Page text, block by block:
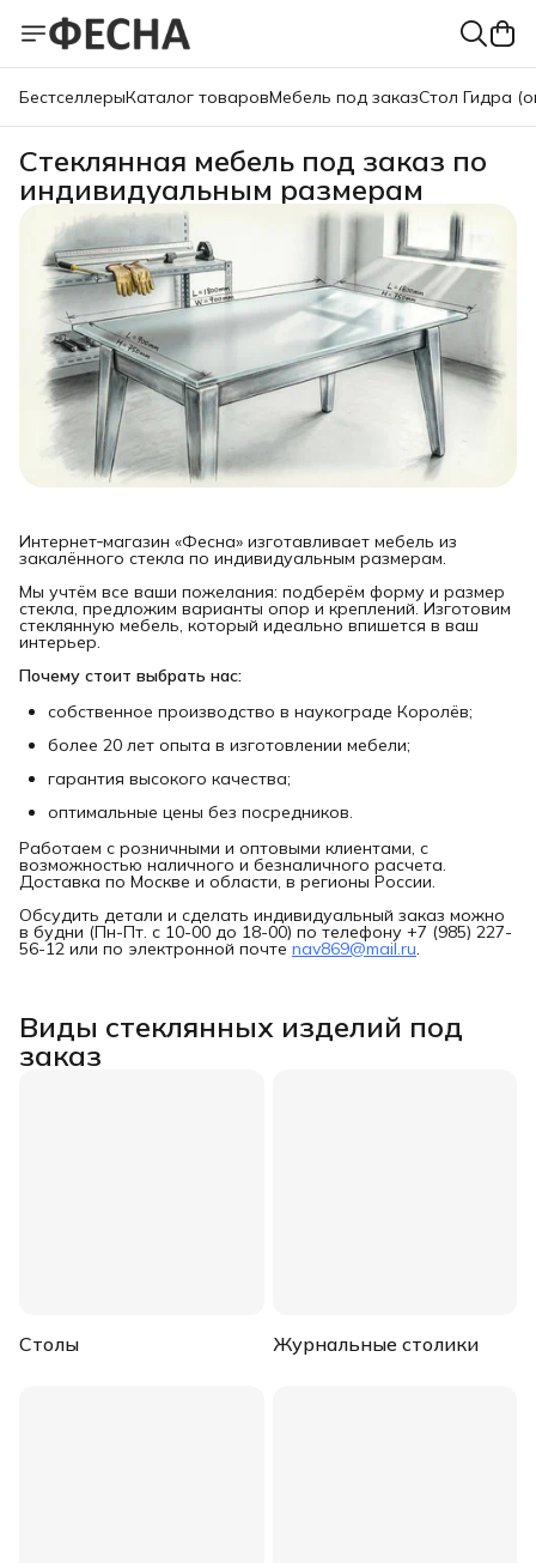
БестселлерыКаталог товаровМебель под заказСтол Гидра
Стеклянная мебель под заказ по
индивидуальным размерам
Интернет‑магазин «Фесна» изготавливает мебель из
закалённого стекла по индивидуальным размерам.
Мы учтём все ваши пожелания: подберём форму и размер
стекла, предложим варианты опор и креплений. Изготовим
стеклянную мебель, который идеально впишется в ваш
интерьер.
Почему стоит выбрать нас:
собственное производство в наукограде Королёв;
более 20 лет опыта в изготовлении мебели;
гарантия высокого качества;
оптимальные цены без посредников.
Работаем с розничными и оптовыми клиентами, с
возможностью наличного и безналичного расчета.
Доставка по Москве и области, в регионы России.
Обсудить детали и сделать индивидуальный заказ можно
в будни (Пн-Пт. с 10-00 до 18-00) по телефону +7 (985) 227-
56-12 или по электронной почте nav869@mail.ru.
Виды стеклянных изделий под
заказ
Столы Журнальные столики